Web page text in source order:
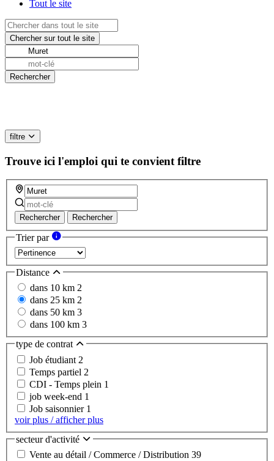
Tout le site
filtre
Trouve ici l'emploi qui te convient filtre
Rechercher Rechercher
Trier par
Distance
dans 10 km 2
dans 25 km 2
dans 50 km 3
dans 100 km 3
type de contrat
Job étudiant 2
Temps partiel 2
CDI - Temps plein 1
job week-end 1
Job saisonnier 1
voir plus / afficher plus
secteur d'activité
Vente au détail / Commerce / Distribution 39